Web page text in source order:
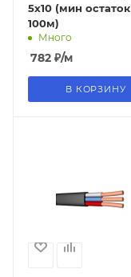
5х10 (мин остаток
100м)
Много
782 ₽/м
В КОРЗИНУ